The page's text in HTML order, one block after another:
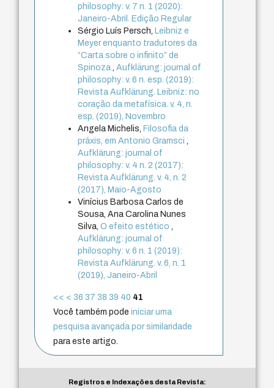
philosophy: v. 7 n. 1 (2020):
Janeiro-Abril. Edição Regular
Sérgio Luís Persch, Leibniz e
Meyer enquanto tradutores da
“Carta sobre o infinito” de
Spinoza,Aufklärung: journal of
philosophy: v. 6 n. esp. (2019):
Revista Aufklärung. Leibniz: no
coração da metafísica. v. 4, n.
esp. (2019), Novembro
Angela Michelis, Filosofia da
práxis, em Antonio Gramsci,
Aufklärung: journal of
philosophy: v. 4 n. 2 (2017):
Revista Aufklärung. v. 4, n. 2
(2017), Maio-Agosto
Vinícius Barbosa Carlos de
Sousa, Ana Carolina Nunes
Silva,O efeito estético,
Aufklärung: journal of
philosophy: v. 6 n. 1 (2019):
Revista Aufklärung. v. 6, n. 1
(2019), Janeiro-Abril
<< < 36 37 38 39 40 41
Você também podeiniciar uma
pesquisa avançada por similaridade
para este artigo.
Registros e Indexações desta Revista: